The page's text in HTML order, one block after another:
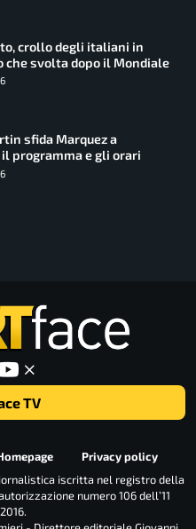
crollo degli italiani in
che svolta dopo il Mondiale
sfida Marquez a
programma e gli orari
TV
Privacy policy
iscritta nel registro della
numero 106 dell’11